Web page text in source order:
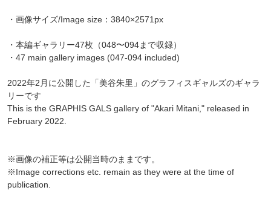
・画像サイズ/Image size：3840×2571px
・本編ギャラリー47枚（048〜094まで収録）
・47 main gallery images (047-094 included)
2022年2月に公開した「美谷朱里」のグラフィスギャルズのギャラ
リーです
This is the GRAPHIS GALS gallery of "Akari Mitani," released in
February 2022.
※画像の補正等は公開当時のままです。
※Image corrections etc. remain as they were at the time of
publication.